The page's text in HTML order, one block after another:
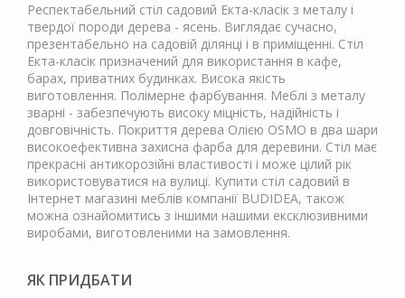
Респектабельний стіл садовий Екта-класік з металу і
твердої породи дерева - ясень. Виглядає сучасно,
презентабельно на садовій ділянці і в приміщенні. Стіл
Екта-класік призначений для використання в кафе,
барах, приватних будинках. Висока якість
виготовлення. Полімерне фарбування. Меблі з металу
зварні - забезпечують високу міцність, надійність і
довговічність. Покриття дерева Олією OSMO в два шари
високоефективна захисна фарба для деревини. Стіл має
прекрасні антикорозійні властивості і може цілий рік
використовуватися на вулиці. Купити стіл садовий в
Інтернет магазині меблів компанії BUDIDEA, також
можна ознайомитись з іншими нашими ексклюзивними
виробами, виготовленими на замовлення.
ЯК ПРИДБАТИ